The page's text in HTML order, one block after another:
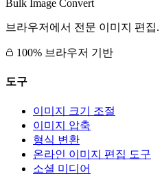
Bulk Image Convert
브라우저에서 전문 이미지 편집
100% 브라우저 기반
도구
이미지 크기 조절
이미지 압축
형식 변환
온라인 이미지 편집 도구
소셜 미디어